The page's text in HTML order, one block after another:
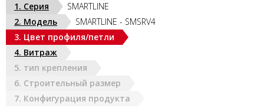
044-383-40-40
install@ravak.ua
Пн - Пт. 9.00 - 18.00
УКРАИНА (РУС)
1. Серия
SMARTLINE
2. Модель
SMARTLINE - SMSRV4
3. Цвет профиля/петли
4. Витраж
5. тип крепления
6. Строительный размер
7. Конфигурация продукта